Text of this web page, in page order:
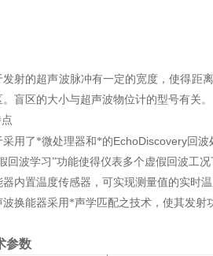
发射的超声波脉冲有一定的宽度，使得距
盲区的大小与超声波物位计的型号有关。
采用了*微处理器和*的EchoDiscovery回波
回波学习”功能使得仪表多个虚假回波工
器内置温度传感器，可实现测量值的实时温
波换能器采用*声学匹配之技术，使其发射
参数